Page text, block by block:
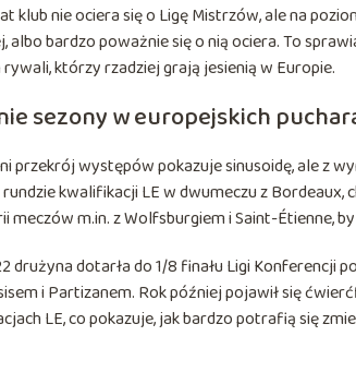
klub nie ociera się o Ligę Mistrzów, ale na
albo bardzo poważnie się o nią ociera. To
którzy rzadziej grają jesienią w Europie.
sezony w europejskich
przekrój występów pokazuje sinusoidę, ale z
kwalifikacji LE w dwumeczu z Bordeaux,
meczów m.in. z Wolfsburgiem i Saint-Étienne,
drużyna dotarła do 1/8 finału Ligi Konferencji
i Partizanem. Rok później pojawił się
LE, co pokazuje, jak bardzo potrafią się